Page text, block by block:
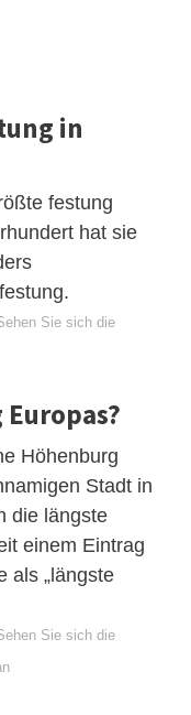
in
festung
hat sie
Sie sich die
Höhenburg
Stadt in
die längste
einem Eintrag
als „längste
Sie sich die